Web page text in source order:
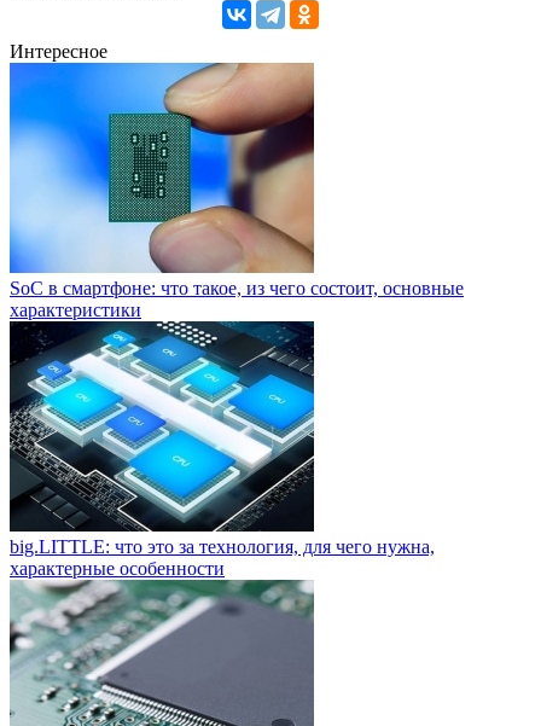
Интересное
SoC в смартфоне: что такое, из чего состоит, основные
характеристики
big.LITTLE: что это за технология, для чего нужна,
характерные особенности